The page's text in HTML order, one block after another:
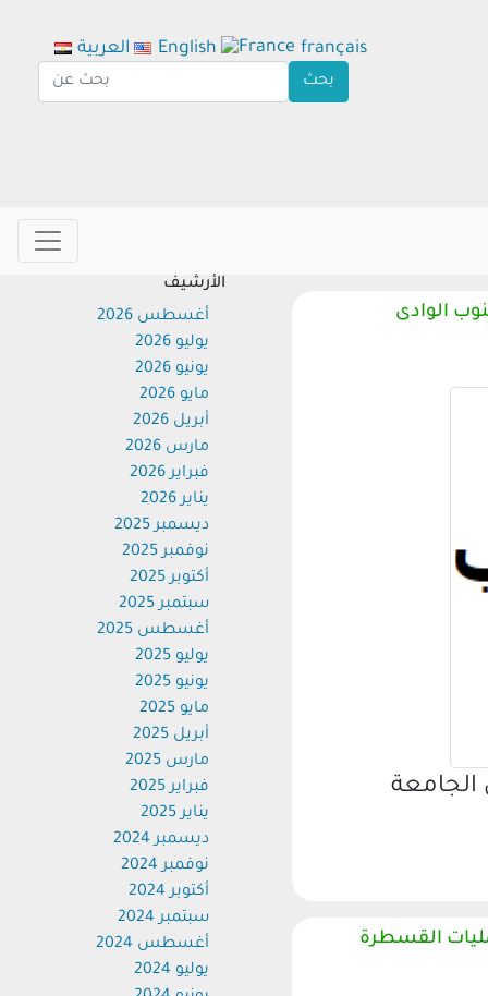
الوادى
القسطرة
الأرشيف
أغسطس 2026
يوليو 2026
يونيو 2026
مايو 2026
أبريل 2026
مارس 2026
فبراير 2026
يناير 2026
ديسمبر 2025
نوفمبر 2025
أكتوبر 2025
سبتمبر 2025
أغسطس 2025
يوليو 2025
يونيو 2025
مايو 2025
أبريل 2025
مارس 2025
فبراير 2025
يناير 2025
ديسمبر 2024
نوفمبر 2024
أكتوبر 2024
سبتمبر 2024
أغسطس 2024
يوليو 2024
العربية English français